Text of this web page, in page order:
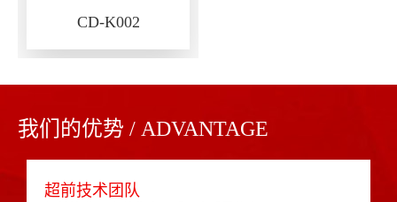
CD-K002
我们的优势 / ADVANTAGE
超前技术团队